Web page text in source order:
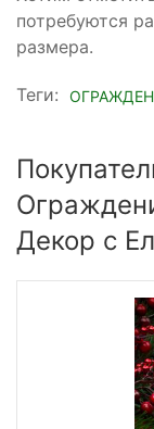
потребуются
размера.
Теги:
Декор с